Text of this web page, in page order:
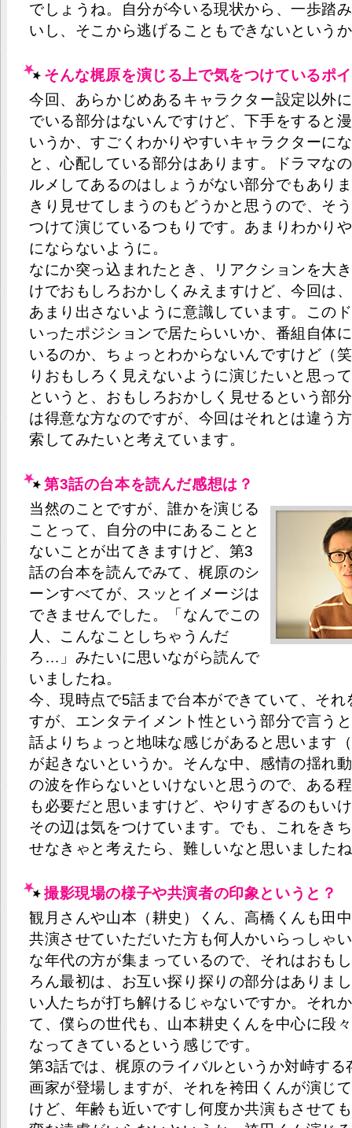
でしょうね。自分が今いる現状から、一歩踏
いし、そこから逃げることもできないという
そんな梶原を演じる上で気をつけているポ
今回、あらかじめあるキャラクター設定以外
でいる部分はないんですけど、下手をすると
いうか、すごくわかりやすいキャラクターに
と、心配している部分はあります。ドラマな
ルメしてあるのはしょうがない部分でもあり
きり見せてしまうのもどうかと思うので、そ
つけて演じているつもりです。あまりわかり
にならないように。
なにか突っ込まれたとき、リアクションを大
けでおもしろおかしくみえますけど、今回は
あまり出さないように意識しています。この
いったポジションで居たらいいか、番組自体
いるのか、ちょっとわからないんですけど（
りおもしろく見えないように演じたいと思っ
というと、おもしろおかしく見せるという部
は得意な方なのですが、今回はそれとは違う
索してみたいと考えています。
第3話の台本を読んだ感想は？
当然のことですが、誰かを演じる
ことって、自分の中にあることと
ないことが出てきますけど、第3
話の台本を読んでみて、梶原のシ
ーンすべてが、スッとイメージは
できませんでした。「なんでこの
人、こんなことしちゃうんだ
ろ…」みたいに思いながら読んで
いましたね。
今、現時点で5話まで台本ができていて、それ
すが、エンタテイメント性という部分で言う
話よりちょっと地味な感じがあると思います
が起きないというか。そんな中、感情の揺れ
の波を作らないといけないと思うので、ある
も必要だと思いますけど、やりすぎるのもい
その辺は気をつけています。でも、これをき
せなきゃと考えたら、難しいなと思いました
撮影現場の様子や共演者の印象というと？
観月さんや山本（耕史）くん、高橋くんも田
共演させていただいた方も何人かいらっしゃ
な年代の方が集まっているので、それはおも
ろん最初は、お互い探り探りの部分はありま
い人たちが打ち解けるじゃないですか。それ
て、僕らの世代も、山本耕史くんを中心に段
なってきているという感じです。
第3話では、梶原のライバルというか対峙する
画家が登場しますが、それを袴田くんが演じ
けど、年齢も近いですし何度か共演もさせて